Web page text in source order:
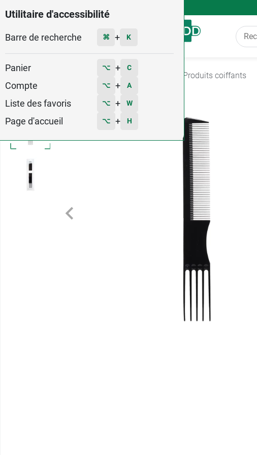
Utilitaire d'accessibilité
Barre de recherche ⌘ + K
Panier ⌥ + C
Compte ⌥ + A
Liste des favoris ⌥ + W
Page d'accueil ⌥ + H
Menu
Produits coiffants